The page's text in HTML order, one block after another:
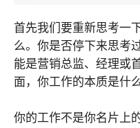
首先我们要重新思考一
么。你是否停下来思考
能是营销总监、经理或
面，你工作的本质是什么
你的工作不是你名片上